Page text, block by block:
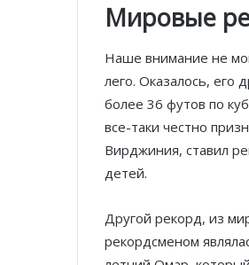
Мировые
Наше внимание не
лего. Оказалось, его
более 36 футов по
все-таки честно
Вирджиния, ставил
детей.
Другой рекорд, из
рекордсменом